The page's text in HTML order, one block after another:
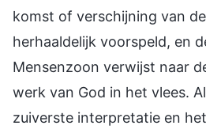
komst of verschijning van
herhaaldelijk voorspeld, en
Mensenzoon verwijst naar
werk van God in het vlees.
zuiverste interpretatie en